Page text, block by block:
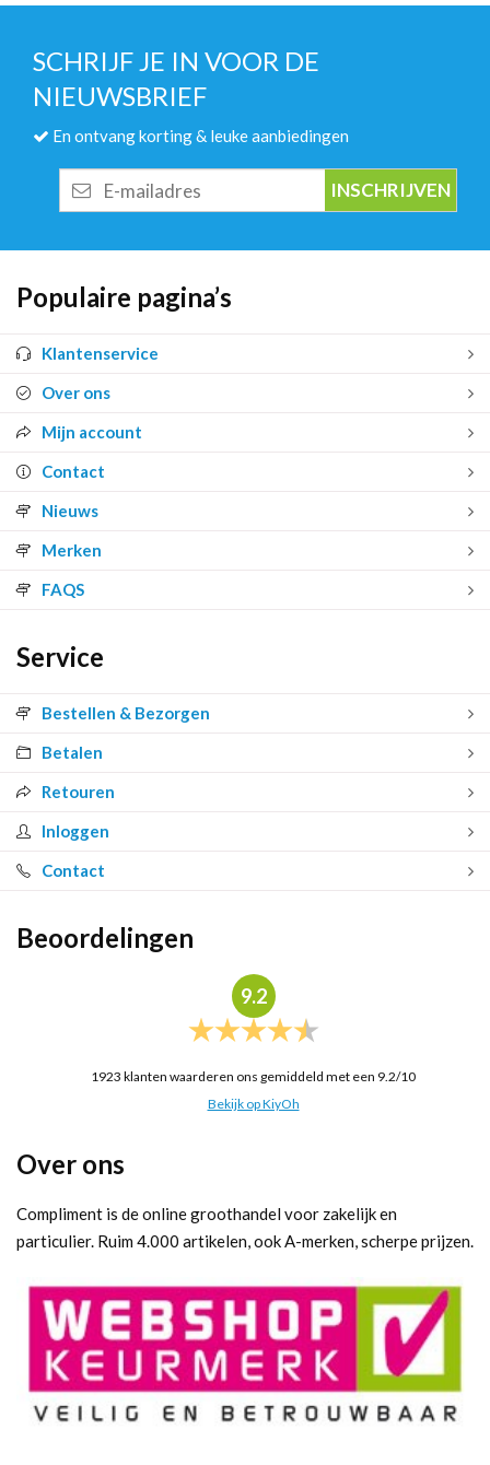
SCHRIJF JE IN VOOR DE
NIEUWSBRIEF
En ontvang korting & leuke aanbiedingen
mailadres
Populaire pagina’s
Klantenservice
Over ons
Mijn account
Contact
Nieuws
Merken
FAQS
Service
Bestellen & Bezorgen
Betalen
Retouren
Inloggen
Contact
Beoordelingen
9.2
1923 klanten waarderen ons gemiddeld met een 9.2/10
Bekijk op KiyOh
Over ons
Compliment is de online groothandel voor zakelijk en
particulier. Ruim 4.000 artikelen, ook A-merken, scherpe prijzen.